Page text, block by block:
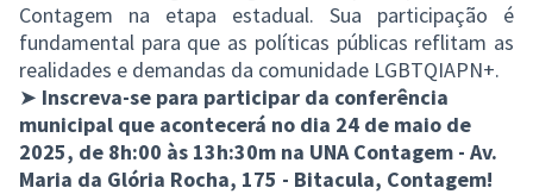
Contagem na etapa estadual. Sua participação é
fundamental para que as políticas públicas reflitam as
realidades e demandas da comunidade LGBTQIAPN+.
➤ Inscreva-se para participar da conferência
municipal que acontecerá no dia 24 de maio de
2025, de 8h:00 às 13h:30m na UNA Contagem - Av.
Maria da Glória Rocha, 175 - Bitacula, Contagem!